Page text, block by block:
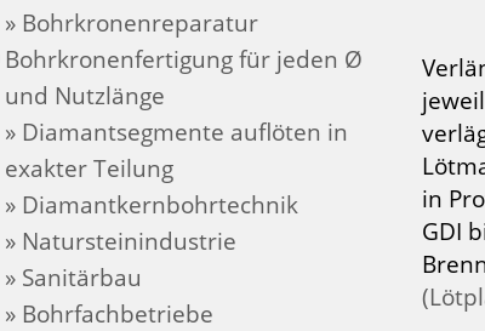
» Bohrkronenreparatur
Bohrkronenfertigung für jeden Ø
und Nutzlänge
» Diamantsegmente auflöten in
exakter Teilung
» Diamantkernbohrtechnik
» Natursteinindustrie
» Sanitärbau
» Bohrfachbetriebe
in
GDI